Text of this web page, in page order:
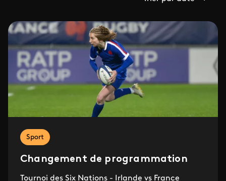
Sport
Changement de programmation
Tournoi des Six Nations - Irlande vs France